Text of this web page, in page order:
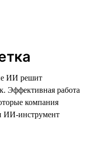
ИИ решит
Эффективная работа
компания
ИИ-инструмент